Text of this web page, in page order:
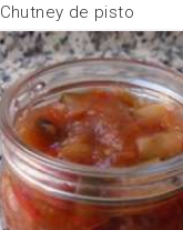
Chutney de pisto